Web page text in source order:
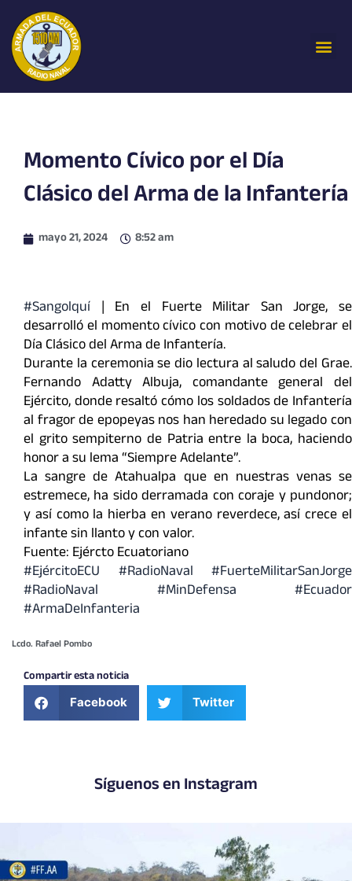
contenido
Momento Cívico por el Día
Clásico del Arma de la Infantería
mayo 21, 2024 8:52 am
#Sangolquí | En el Fuerte Militar San Jorge, se
desarrolló el momento cívico con motivo de celebrar el
Día Clásico del Arma de Infantería.
Durante la ceremonia se dio lectura al saludo del Grae.
Fernando Adatty Albuja, comandante general del
Ejército, donde resaltó cómo los soldados de Infantería
al fragor de epopeyas nos han heredado su legado con
el grito sempiterno de Patria entre la boca, haciendo
honor a su lema “Siempre Adelante”.
La sangre de Atahualpa que en nuestras venas se
estremece, ha sido derramada con coraje y pundonor;
y así como la hierba en verano reverdece, así crece el
infante sin llanto y con valor.
Fuente: Ejércto Ecuatoriano
#EjércitoECU #RadioNaval #FuerteMilitarSanJorge
#RadioNaval #MinDefensa #Ecuador
#ArmaDeInfanteria
Lcdo. Rafael Pombo
Compartir esta noticia
Facebook Twitter
Síguenos en Instagram